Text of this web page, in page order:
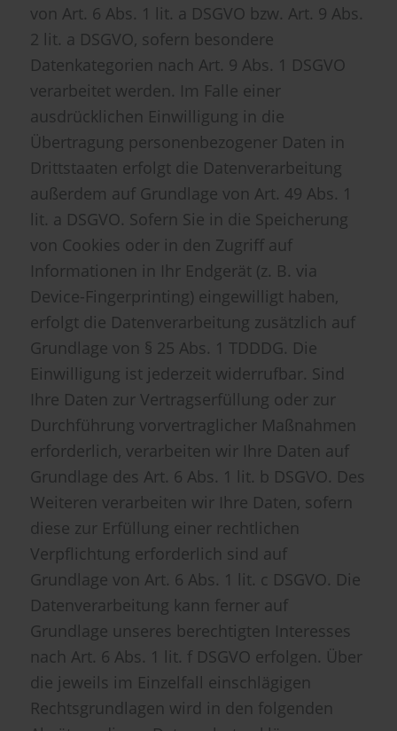
von Art. 6 Abs. 1 lit. a DSGVO bzw. Art. 9 Abs.
2 lit. a DSGVO, sofern besondere
Datenkategorien nach Art. 9 Abs. 1 DSGVO
verarbeitet werden. Im Falle einer
ausdrücklichen Einwilligung in die
Übertragung personenbezogener Daten in
Drittstaaten erfolgt die Datenverarbeitung
außerdem auf Grundlage von Art. 49 Abs. 1
lit. a DSGVO. Sofern Sie in die Speicherung
von Cookies oder in den Zugriff auf
Informationen in Ihr Endgerät (z. B. via
Device-Fingerprinting) eingewilligt haben,
erfolgt die Datenverarbeitung zusätzlich auf
Grundlage von § 25 Abs. 1 TDDDG. Die
Einwilligung ist jederzeit widerrufbar. Sind
Ihre Daten zur Vertragserfüllung oder zur
Durchführung vorvertraglicher Maßnahmen
erforderlich, verarbeiten wir Ihre Daten auf
Grundlage des Art. 6 Abs. 1 lit. b DSGVO. Des
Weiteren verarbeiten wir Ihre Daten, sofern
diese zur Erfüllung einer rechtlichen
Verpflichtung erforderlich sind auf
Grundlage von Art. 6 Abs. 1 lit. c DSGVO. Die
Datenverarbeitung kann ferner auf
Grundlage unseres berechtigten Interesses
nach Art. 6 Abs. 1 lit. f DSGVO erfolgen. Über
die jeweils im Einzelfall einschlägigen
Rechtsgrundlagen wird in den folgenden